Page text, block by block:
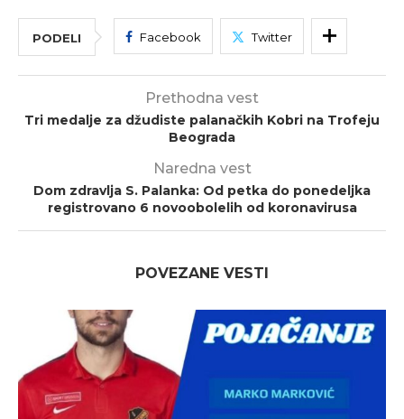
PODELI Facebook Twitter
Prethodna vest
Tri medalje za džudiste palanačkih Kobri na Trofeju
Beograda
Naredna vest
Dom zdravlja S. Palanka: Od petka do ponedeljka
registrovano 6 novoobolelih od koronavirusa
POVEZANE VESTI